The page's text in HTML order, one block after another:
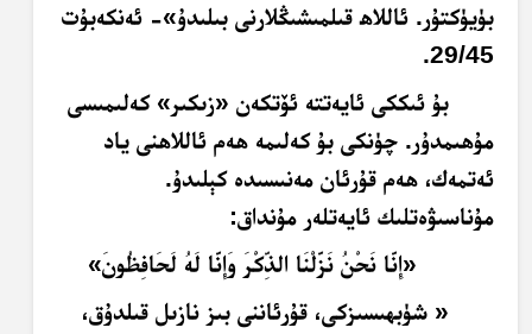
بۈيۈكتۇر. ئاللاھ قىلمىشىڭلارنى بىلىدۇ»- ئەنكەبۇت
29/45.
بۇ ئىككى ئايەتتە ئۆتكەن «زىكىر» كەلىمىسى
مۇھىمدۇر. چۈنكى بۇ كەلىمە ھەم ئاللاھنى ياد
ئەتمەك، ھەم قۇرئان مەنىسىدە كېلىدۇ.
مۇناسىۋەتلىك ئايەتلەر مۇنداق:
«إِنَّا نَحْنُ نَزَّلْنَا الذِّكْرَ وَإِنَّا لَهُ لَحَافِظُونَ»
« شۈبھىسىزكى، قۇرئاننى بىز نازىل قىلدۇق،